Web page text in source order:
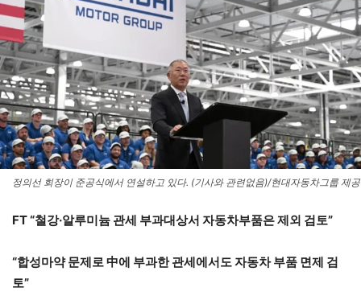
정의선 회장이 준공식에서 연설하고 있다. (기사와 관련없음)/현대자동차그룹 제공
FT “철강·알루미늄 관세 부과대상서 자동차부품은 제외 검토”
“합성마약 문제로 中에 부과한 관세에서도 자동차 부품 면제 검
토”